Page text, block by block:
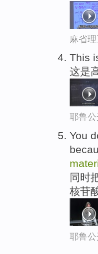
麻省
This
这是
耶鲁
You
同时
核苷
耶鲁